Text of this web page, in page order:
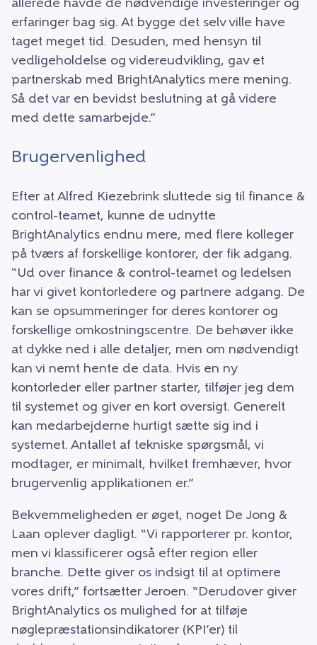
allerede havde de nødvendige investeringer og
erfaringer bag sig. At bygge det selv ville have
taget meget tid. Desuden, med hensyn til
vedligeholdelse og videreudvikling, gav et
partnerskab med BrightAnalytics mere mening.
Så det var en bevidst beslutning at gå videre
med dette samarbejde.”
Brugervenlighed
Efter at Alfred Kiezebrink sluttede sig til finance &
control-teamet, kunne de udnytte
BrightAnalytics endnu mere, med flere kolleger
på tværs af forskellige kontorer, der fik adgang.
“Ud over finance & control-teamet og ledelsen
har vi givet kontorledere og partnere adgang. De
kan se opsummeringer for deres kontorer og
forskellige omkostningscentre. De behøver ikke
at dykke ned i alle detaljer, men om nødvendigt
kan vi nemt hente de data. Hvis en ny
kontorleder eller partner starter, tilføjer jeg dem
til systemet og giver en kort oversigt. Generelt
kan medarbejderne hurtigt sætte sig ind i
systemet. Antallet af tekniske spørgsmål, vi
modtager, er minimalt, hvilket fremhæver, hvor
brugervenlig applikationen er.”
Bekvemmeligheden er øget, noget De Jong &
Laan oplever dagligt. “Vi rapporterer pr. kontor,
men vi klassificerer også efter region eller
branche. Dette giver os indsigt til at optimere
vores drift,” fortsætter Jeroen. “Derudover giver
BrightAnalytics os mulighed for at tilføje
nøglepræstationsindikatorer (KPI’er) til